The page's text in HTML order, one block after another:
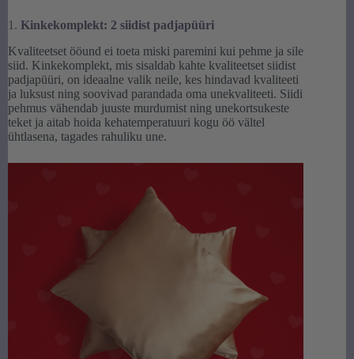
1. Kinkekomplekt: 2 siidist padjapüüri
Kvaliteetset ööund ei toeta miski paremini kui pehme ja sile
siid. Kinkekomplekt, mis sisaldab kahte kvaliteetset siidist
padjapüüri, on ideaalne valik neile, kes hindavad kvaliteeti
ja luksust ning soovivad parandada oma unekvaliteeti. Siidi
pehmus vähendab juuste murdumist ning unekortsukeste
teket ja aitab hoida kehatemperatuuri kogu öö vältel
ühtlasena, tagades rahuliku une.